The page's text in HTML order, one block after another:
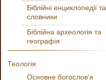
Біблійні енциклопедії та
словники
Біблійна археологія та
географія
Теологія
Основне богослов'я